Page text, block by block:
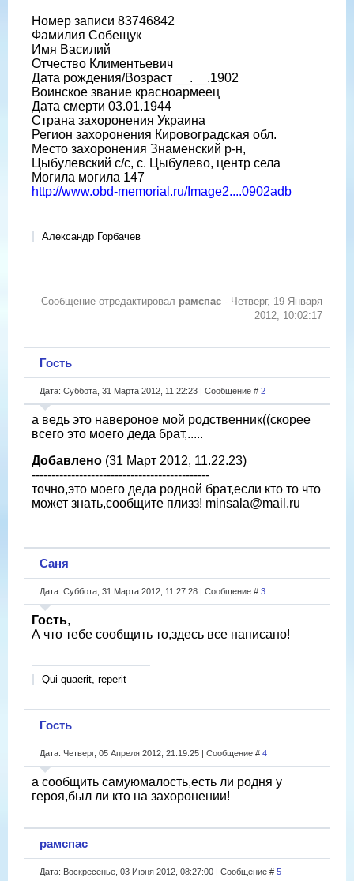
Номер записи 83746842
Фамилия Собещук
Имя Василий
Отчество Климентьевич
Дата рождения/Возраст __.__.1902
Воинское звание красноармеец
Дата смерти 03.01.1944
Страна захоронения Украина
Регион захоронения Кировоградская обл.
Место захоронения Знаменский р-н,
Цыбулевский с/с, с. Цыбулево, центр села
Могила могила 147
http://www.obd-memorial.ru/Image2....0902adb
Александр Горбачев
Сообщение отредактировал рамспас - Четверг, 19 Января
2012, 10:02:17
Гость
Дата: Суббота, 31 Марта 2012, 11:22:23 | Сообщение # 2
а ведь это навероное мой родственник((скорее
всего это моего деда брат,.....
Добавлено (31 Март 2012, 11.22.23)
---------------------------------------------
точно,это моего деда родной брат,если кто то что
может знать,сообщите плизз! minsala@mail.ru
Саня
Дата: Суббота, 31 Марта 2012, 11:27:28 | Сообщение # 3
Гость,
А что тебе сообщить то,здесь все написано!
Qui quaerit, reperit
Гость
Дата: Четверг, 05 Апреля 2012, 21:19:25 | Сообщение # 4
а сообщить самуюмалость,есть ли родня у
героя,был ли кто на захоронении!
рамспас
Дата: Воскресенье, 03 Июня 2012, 08:27:00 | Сообщение # 5